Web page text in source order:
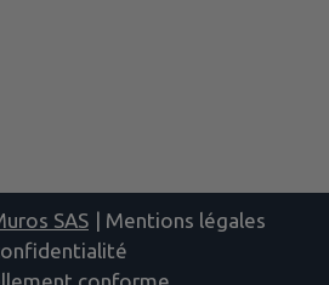
SAS
Mentions légales